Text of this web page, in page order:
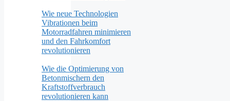
Wie neue Technologien
Vibrationen beim
Motorradfahren minimieren
und den Fahrkomfort
revolutionieren
Wie die Optimierung von
Betonmischern den
Kraftstoffverbrauch
revolutionieren kann